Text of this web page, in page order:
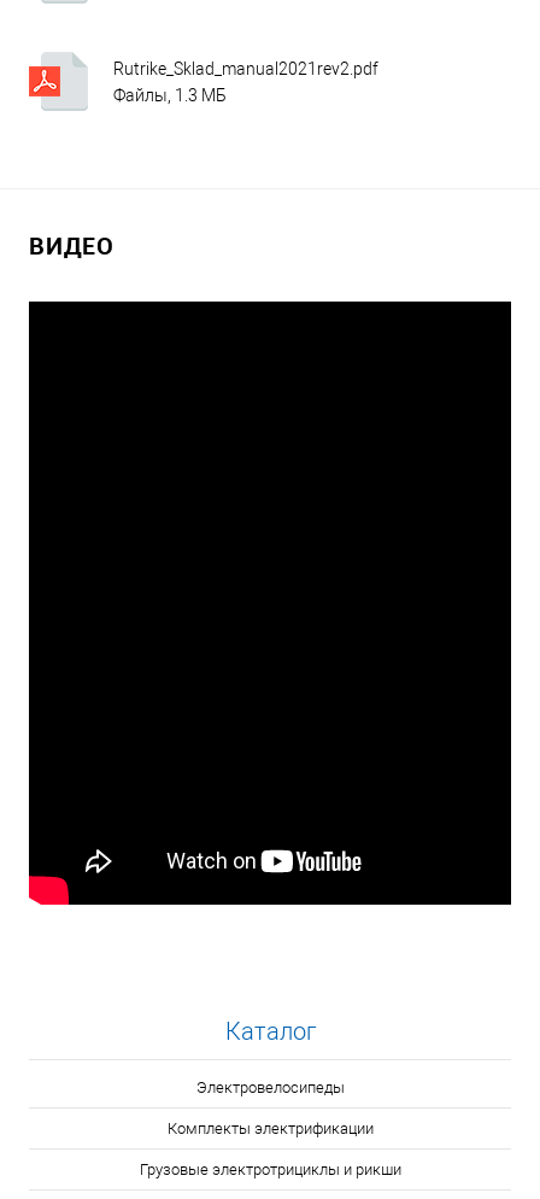
Rutrike_Sklad_manual2021rev2.pdf
Файлы, 1.3 МБ
ВИДЕО
Каталог
Электровелосипеды
Комплекты электрификации
Грузовые электротрициклы и рикши